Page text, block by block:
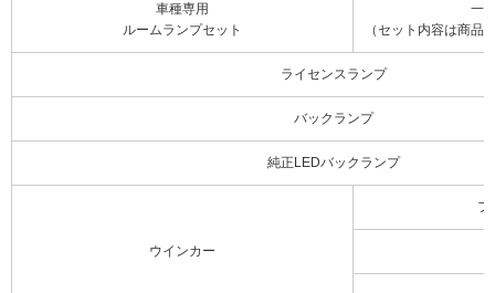
車種専用
ルームランプセット
一
（セット内容は商品
ライセンスランプ
バックランプ
純正LEDバックランプ
ウインカー
フ